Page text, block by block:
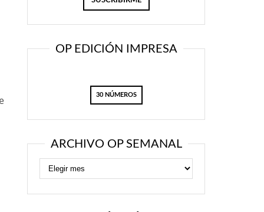
OP EDICIÓN IMPRESA
30 NÚMEROS
ARCHIVO OP SEMANAL